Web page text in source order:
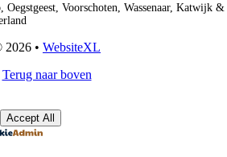
Voorschoten, Wassenaar, Katwijk &
2026 • WebsiteXL
Terug naar boven
Accept All